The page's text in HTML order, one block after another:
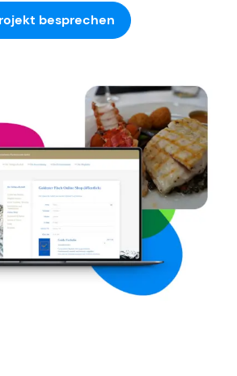
besprechen